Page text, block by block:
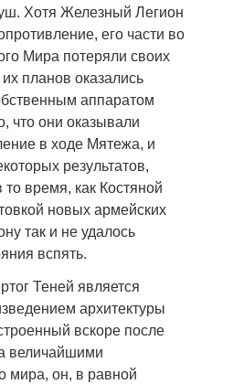
Хотя Железный Легион
его части во
Мира потеряли своих
планов оказались
аппаратом
что они оказывали
в ходе Мятежа, и
результатов,
время, как Костяной
новых армейских
так и не удалось
вспять.
Теней является
архитектуры
вскоре после
величайшими
мира, он, в равной